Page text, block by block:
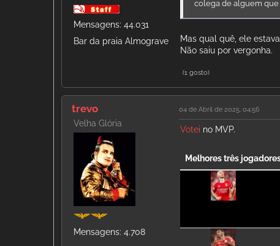
Mensagens: 44.031
Bar da praia Almograve
colega de alguem
Mas qual quê, ele
Não saiu por vergonha.
(1 gosto)
trevo
Velha Glória
Mensagens: 4.708
04 de Abril de 2025, 04:56
Votei no MVP.
Melhores três